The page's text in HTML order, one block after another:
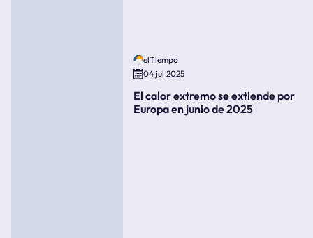
elTiempo
04 jul 2025
El calor extremo se extiende por
Europa en junio de 2025